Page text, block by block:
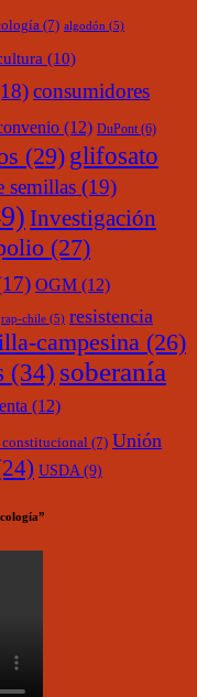
(7) algodón (5)
(10)
consumidores
(12) DuPont (6)
(29) glifosato
semillas (19)
Investigación
(27)
OGM (12)
rap-chile (5) resistencia
campesina (26)
(34) soberanía
(12)
(7) Unión
USDA (9)